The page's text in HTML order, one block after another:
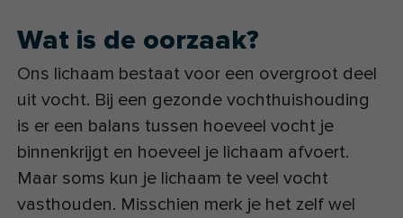
Wat is de oorzaak?
Ons lichaam bestaat voor een overgroot deel
uit vocht. Bij een gezonde vochthuishouding
is er een balans tussen hoeveel vocht je
binnenkrijgt en hoeveel je lichaam afvoert.
Maar soms kun je lichaam te veel vocht
vasthouden. Misschien merk je het zelf wel